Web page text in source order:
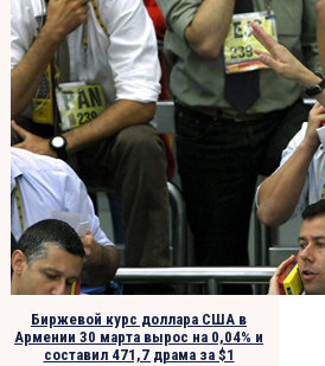
Биржевой курс доллара США в
Армении 30 марта вырос на 0,04% и
составил 471,7 драма за $1